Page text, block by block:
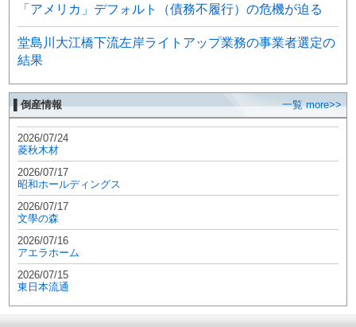
「アメリカ」デフォルト（債務不履行）の危機が迫る
堂島川大江橋下流左岸ライトアップ業務の事業者選定の
結果
▌倒産情報 一覧 more>>
2026/07/24
菱秋木材
2026/07/17
昭和ホールディングス
2026/07/17
文學の森
2026/07/16
アエラホーム
2026/07/15
東日本流通